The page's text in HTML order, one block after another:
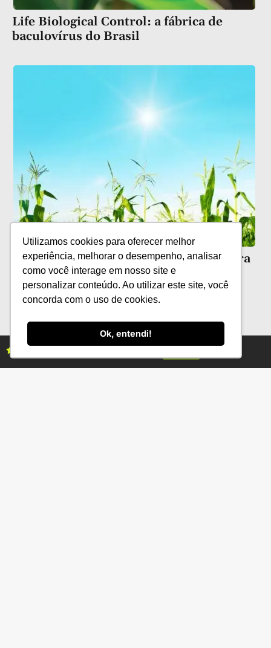
Utilizamos cookies para oferecer melhor
experiência, melhorar o desempenho, analisar
como você interage em nosso site e
personalizar conteúdo. Ao utilizar este site, você
concorda com o uso de cookies.
Ok, entendi!
Life Biological Control: a fábrica de
baculovírus do Brasil
Planejamento: melhor estratégia contra
os extremos climáticos